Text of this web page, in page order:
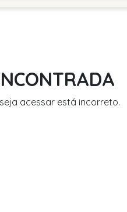
acessar está incorreto.